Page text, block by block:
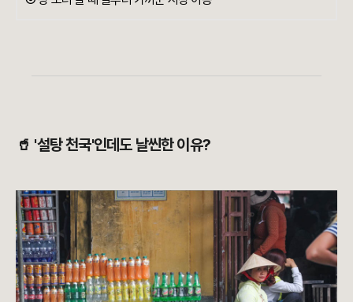
🥤 '설탕 천국'인데도 날씬한 이유?